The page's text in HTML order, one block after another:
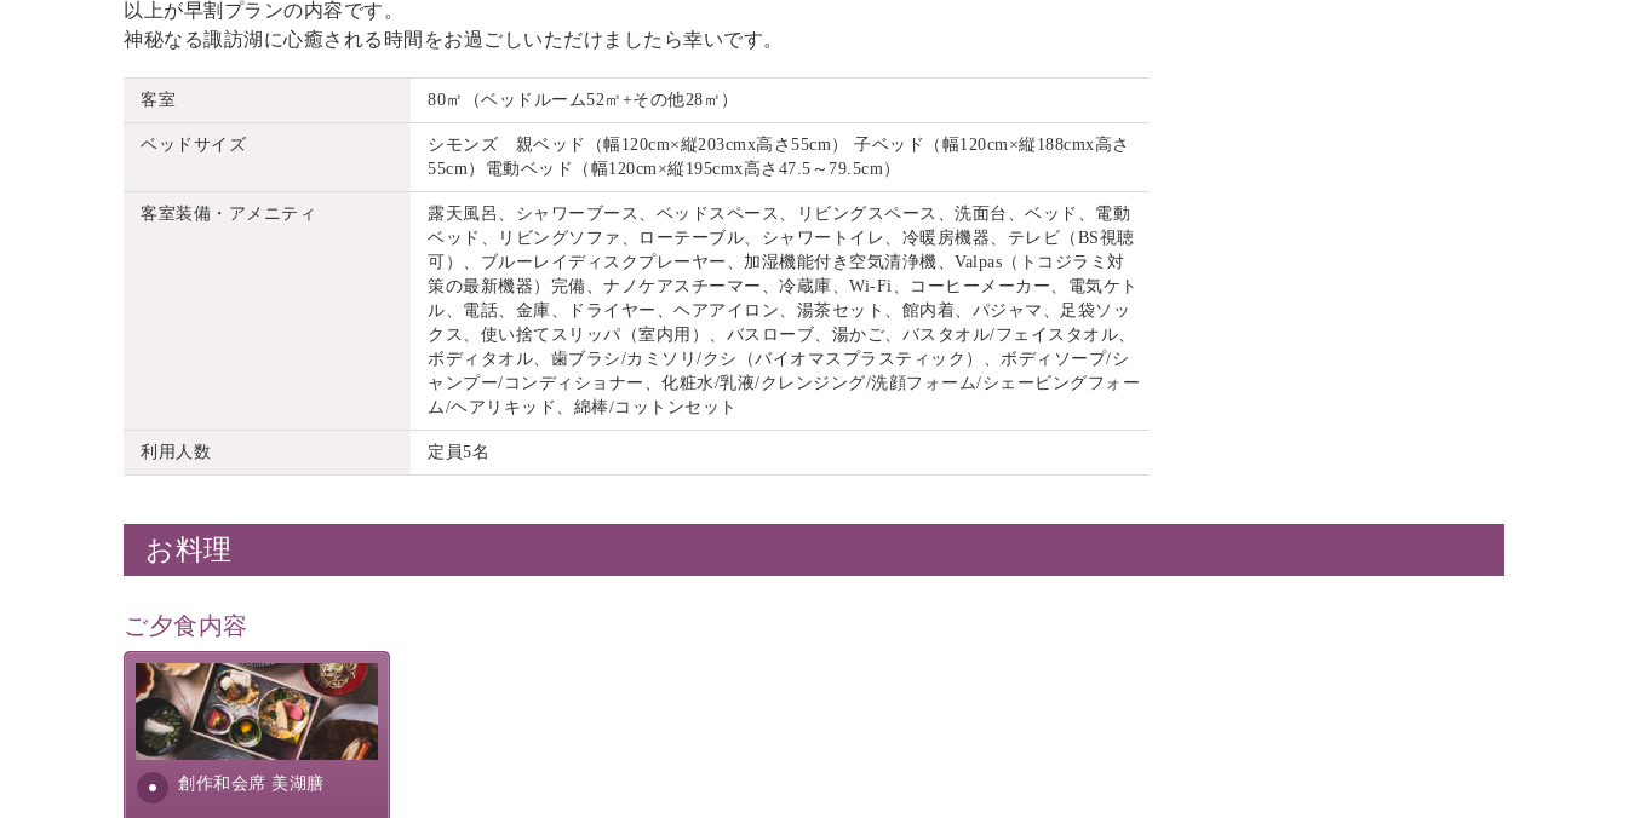
以上が早割プランの内容です。
神秘なる諏訪湖に心癒される時間をお過ごしいただけましたら幸いです。
客室 80㎡（ベッドルーム52㎡+その他28㎡）
ベッドサイズ
シモンズ 親ベッド（幅120cm×縦203cmx高さ55cm） 子ベッド（幅120cm×縦188cmx高さ
55cm）電動ベッド（幅120cm×縦195cmx高さ47.5～79.5cm）
客室装備・アメニティ
露天風呂、シャワーブース、ベッドスペース、リビングスペース、洗面台、ベッド、電動
ベッド、リビングソファ、ローテーブル、シャワートイレ、冷暖房機器、テレビ（BS視聴
可）、ブルーレイディスクプレーヤー、加湿機能付き空気清浄機、Valpas（トコジラミ対
策の最新機器）完備、ナノケアスチーマー、冷蔵庫、Wi-Fi、コーヒーメーカー、電気ケト
ル、電話、金庫、ドライヤー、ヘアアイロン、湯茶セット、館内着、パジャマ、足袋ソッ
クス、使い捨てスリッパ（室内用）、バスローブ、湯かご、バスタオル/フェイスタオル、
ボディタオル、歯ブラシ/カミソリ/クシ（バイオマスプラスティック）、ボディソープ/シ
ャンプー/コンディショナー、化粧水/乳液/クレンジング/洗顔フォーム/シェービングフォー
ム/ヘアリキッド、綿棒/コットンセット
利用人数 定員5名
お料理
ご夕食内容
創作和会席 美湖膳
美湖膳とは諏訪の地で特別を
提供する為に料理長・神原 裕
明が考え出した創作和会席で
す。美しい諏訪湖の幸...